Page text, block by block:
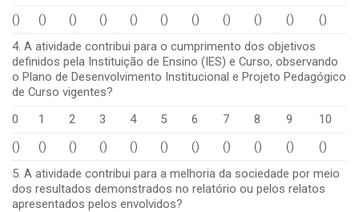
()
() () () () () () () () ()
()
4. A atividade contribui para o cumprimento dos objetivos
definidos pela Instituição de Ensino (IES) e Curso, observando
o Plano de Desenvolvimento Institucional e Projeto Pedagógico
de Curso vigentes?
0
1 2 3 4 5 6 7 8 9
10
()
() () () () () () () () ()
()
5. A atividade contribui para a melhoria da sociedade por meio
dos resultados demonstrados no relatório ou pelos relatos
apresentados pelos envolvidos?